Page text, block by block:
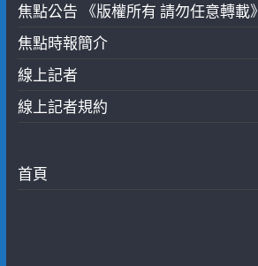
焦點公告 《版權所有 請勿任意轉載》
焦點時報簡介
線上記者
線上記者規約
首頁